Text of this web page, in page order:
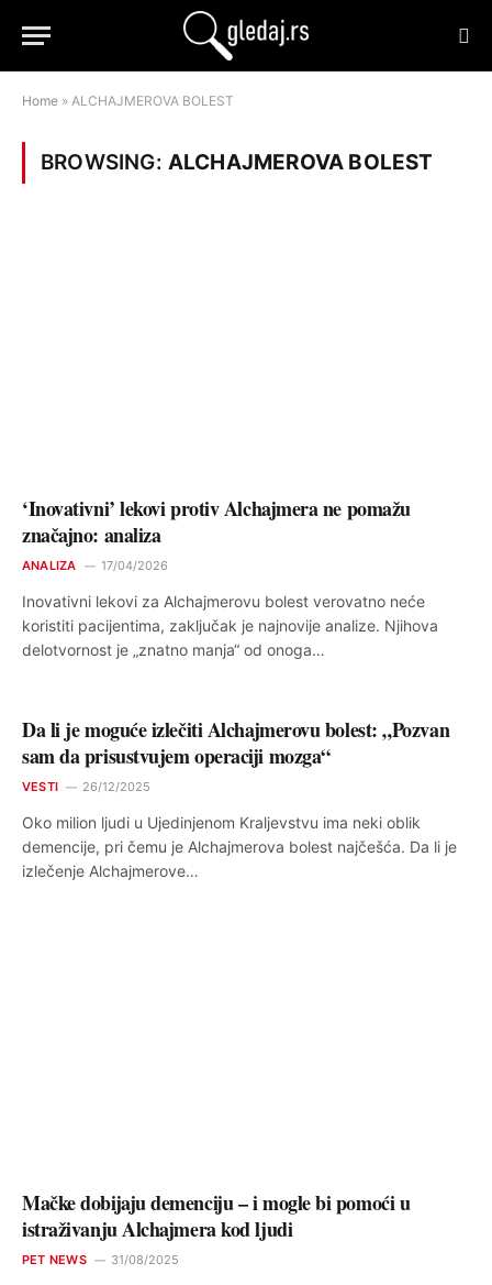
Home » ALCHAJMEROVA BOLEST
BROWSING: ALCHAJMEROVA BOLEST
‘Inovativni’ lekovi protiv Alchajmera ne pomažu
značajno: analiza
ANALIZA 17/04/2026
Inovativni lekovi za Alchajmerovu bolest verovatno neće
koristiti pacijentima, zaključak je najnovije analize. Njihova
delotvornost je „znatno manja“ od onoga…
Da li je moguće izlečiti Alchajmerovu bolest: „Pozvan
sam da prisustvujem operaciji mozga“
VESTI 26/12/2025
Oko milion ljudi u Ujedinjenom Kraljevstvu ima neki oblik
demencije, pri čemu je Alchajmerova bolest najčešća. Da li je
izlečenje Alchajmerove…
Mačke dobijaju demenciju – i mogle bi pomoći u
istraživanju Alchajmera kod ljudi
PET NEWS 31/08/2025